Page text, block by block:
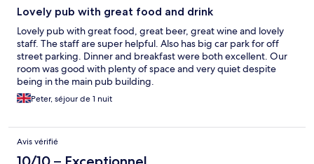
Lovely pub with great food and drink
Lovely pub with great food, great beer, great wine and lovely
staff. The staff are super helpful. Also has big car park for off
street parking. Dinner and breakfast were both excellent. Our
room was good with plenty of space and very quiet despite
being in the main pub building.
Peter, séjour de 1 nuit
Avis vérifié